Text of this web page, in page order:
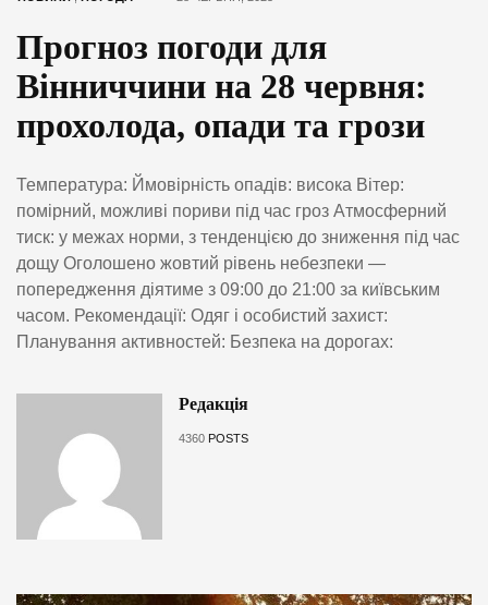
Прогноз погоди для
Вінниччини на 28 червня:
прохолода, опади та грози
Температура: Ймовірність опадів: висока Вітер:
помірний, можливі пориви під час гроз Атмосферний
тиск: у межах норми, з тенденцією до зниження під час
дощу Оголошено жовтий рівень небезпеки —
попередження діятиме з 09:00 до 21:00 за київським
часом. Рекомендації: Одяг і особистий захист:
Планування активностей: Безпека на дорогах:
Редакція
4360 POSTS